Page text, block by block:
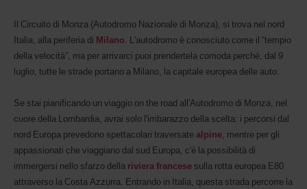
(AWD).
Furgoni
e
scooter
possono
prenotati
se
risultano
disponibili
nella
località
in
Il Circuito di Monza (Autodromo Nazionale di Monza), si trova nel nord
Italia, alla periferia di Milano. L'autodromo è conosciuto come il “tempio
della velocità”, ma per arrivarci puoi prendertela comoda perché, dal 9
luglio, tutte le strade portano a Milano, la capitale europea delle auto.
Se stai pianificando un viaggio on the road all'Autodromo di Monza, nel
cuore della Lombardia, avrai solo l'imbarazzo della scelta: i percorsi dal
nord Europa prevedono spettacolari traversatealpine, mentre per gli
appassionati che viaggiano dal sud Europa, c'è la possibilità di
immergersi nello sfarzo della riviera francese sulla rotta europea E80
attraverso la Costa Azzurra. Entrando in Italia, questa strada percorre la